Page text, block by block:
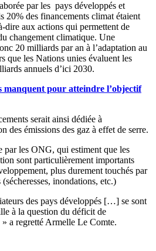
par les pays développés et
20% des financements climat étaient
dire aux actions qui permettent de
changement climatique. Une
20 milliards par an à l’adaptation au
que les Nations unies évaluent les
annuels d’ici 2030.
manquent pour atteindre l’objectif
serait ainsi dédiée à
des émissions des gaz à effet de serre.
par les ONG, qui estiment que les
sont particulièrement importants
plus durement touchés par
inondations, etc.)
des pays développés […] se sont
à la question du déficit de
a regretté Armelle Le Comte.